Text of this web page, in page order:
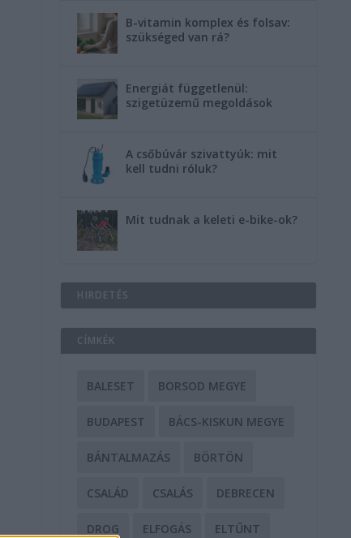
B-vitamin komplex és folsav:
szükséged van rá?
Energiát függetlenül:
szigetüzemű megoldások
A csőbúvár szivattyúk: mit
kell tudni róluk?
Mit tudnak a keleti e-bike-ok?
HIRDETÉS
CÍMKÉK
BALESET BORSOD MEGYE
BUDAPEST BÁCS-KISKUN MEGYE
BÁNTALMAZÁS BÖRTÖN
CSALÁD CSALÁS DEBRECEN
DROG ELFOGÁS ELTŰNT